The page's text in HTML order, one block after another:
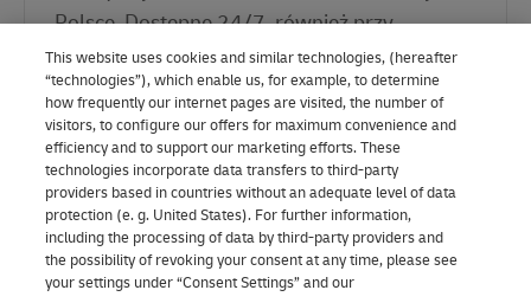
Polsce. Dostępne 24/7, również przy
sklepach Biedronka.
Odwiedź nas na:
This website uses cookies and similar technologies, (hereafter
“technologies”), which enable us, for example, to determine
how frequently our internet pages are visited, the number of
visitors, to configure our offers for maximum convenience and
efficiency and to support our marketing efforts. These
technologies incorporate data transfers to third-party
providers based in countries without an adequate level of data
protection (e. g. United States). For further information,
including the processing of data by third-party providers and
the possibility of revoking your consent at any time, please see
your settings under “Consent Settings” and our